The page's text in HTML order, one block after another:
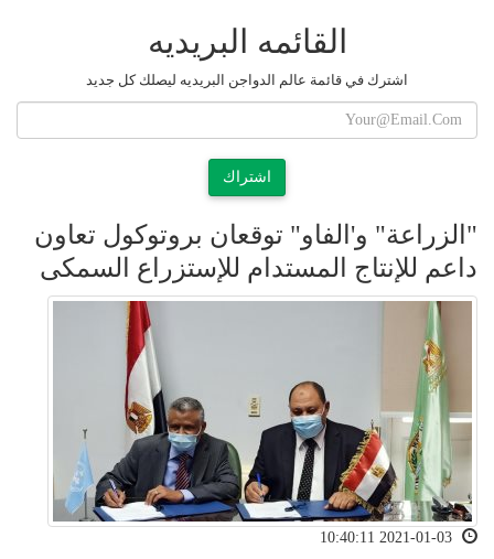
القائمه البريديه
اشترك في قائمة عالم الدواجن البريديه ليصلك كل جديد
اشتراك
"الزراعة" و'الفاو" توقعان بروتوكول تعاون
داعم للإنتاج المستدام للإستزراع السمكى